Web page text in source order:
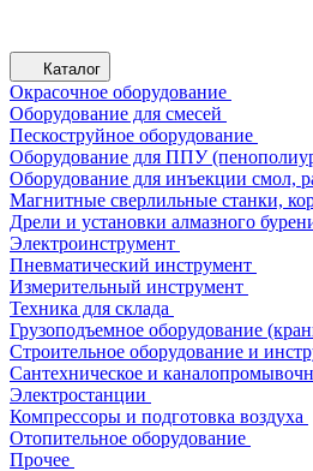
Каталог
Окрасочное оборудование
Оборудование для смесей
Пескоструйное оборудование
Оборудование для ППУ
Оборудование для инъекции смол,
Магнитные сверлильные станки,
Дрели и установки алмазного
Электроинструмент
Пневматический инструмент
Измерительный инструмент
Техника для склада
Грузоподъемное оборудование
Строительное оборудование и
Сантехническое и
Электростанции
Компрессоры и подготовка воздуха
Отопительное оборудование
Прочее